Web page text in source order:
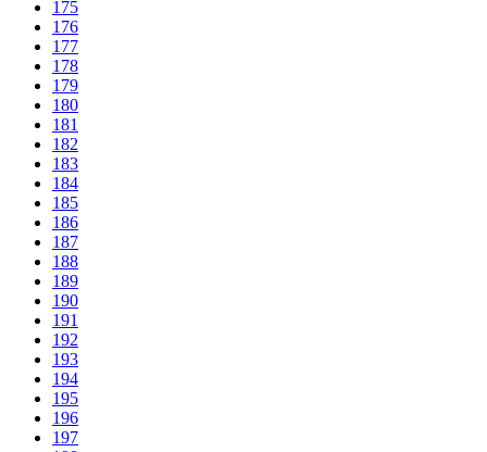
175
176
177
178
179
180
181
182
183
184
185
186
187
188
189
190
191
192
193
194
195
196
197